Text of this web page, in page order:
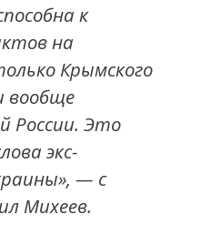
к
на
Крымского
вообще
России. Это
экс-
— с
Михеев.